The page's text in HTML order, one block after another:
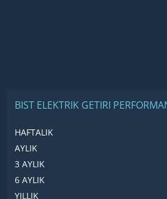
BIST ELEKTRIK GETIRI
HAFTALIK
AYLIK
3 AYLIK
6 AYLIK
YILLIK